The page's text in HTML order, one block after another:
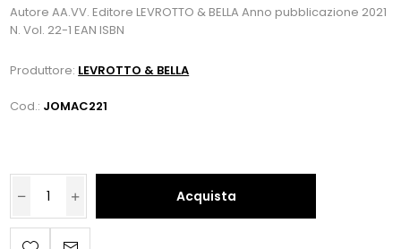
Autore AA.VV. Editore LEVROTTO & BELLA Anno pubblicazione 2021
N. Vol. 22-1 EAN ISBN
Produttore: LEVROTTO & BELLA
Cod.: JOMAC221
Acquista